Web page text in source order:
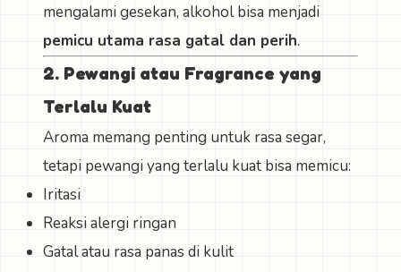
mengalami gesekan, alkohol bisa menjadi
pemicu utama rasa gatal dan perih.
2. Pewangi atau Fragrance yang
Terlalu Kuat
Aroma memang penting untuk rasa segar,
tetapi pewangi yang terlalu kuat bisa memicu:
Iritasi
Reaksi alergi ringan
Gatal atau rasa panas di kulit